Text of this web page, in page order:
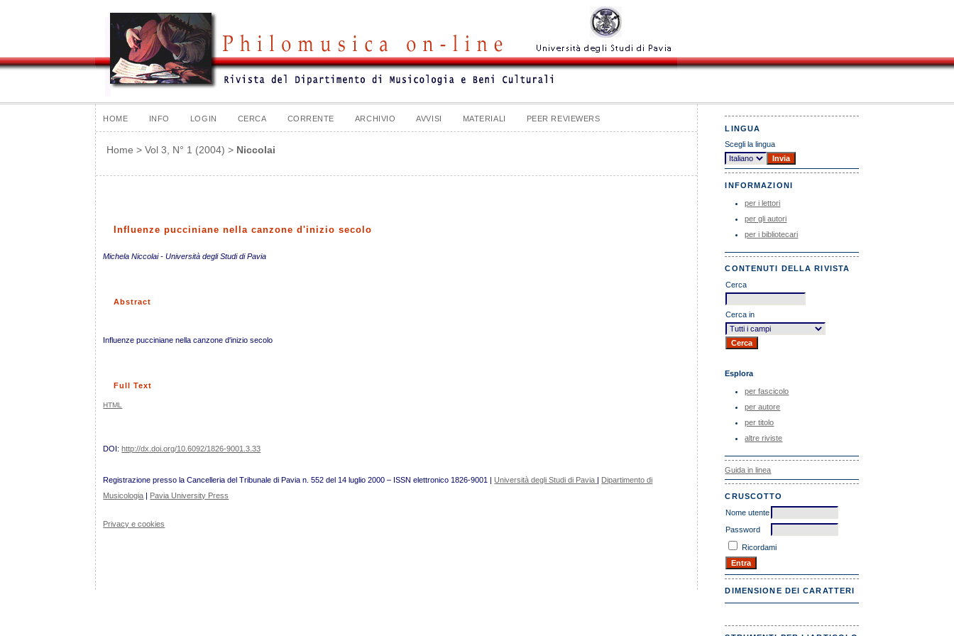
LINGUA
Scegli la lingua
INFORMAZIONI
per i lettori
per gli autori
per i bibliotecari
CONTENUTI DELLA RIVISTA
Cerca
Cerca in
Esplora
per fascicolo
per autore
per titolo
altre riviste
Guida in linea
CRUSCOTTO
Nome utente
Password
Ricordami
DIMENSIONE DEI CARATTERI
HOME INFO LOGIN CERCA CORRENTE ARCHIVIO AVVISI MATERIALI PEER REVIEWERS
Home >Vol 3, N° 1 (2004) > Niccolai
Influenze pucciniane nella canzone d'inizio secolo
Michela Niccolai - Università degli Studi di Pavia
Abstract
Influenze pucciniane nella canzone d'inizio secolo
Full Text
HTML
DOI:http://dx.doi.org/10.6092/1826-9001.3.33
Registrazione presso la Cancelleria del Tribunale di Pavia n. 552 del 14 luglio 2000 – ISSN elettronico 1826-9001 |Università degli Studi di Pavia | Dipartimento di
Musicologia | Pavia University Press
Privacy e cookies